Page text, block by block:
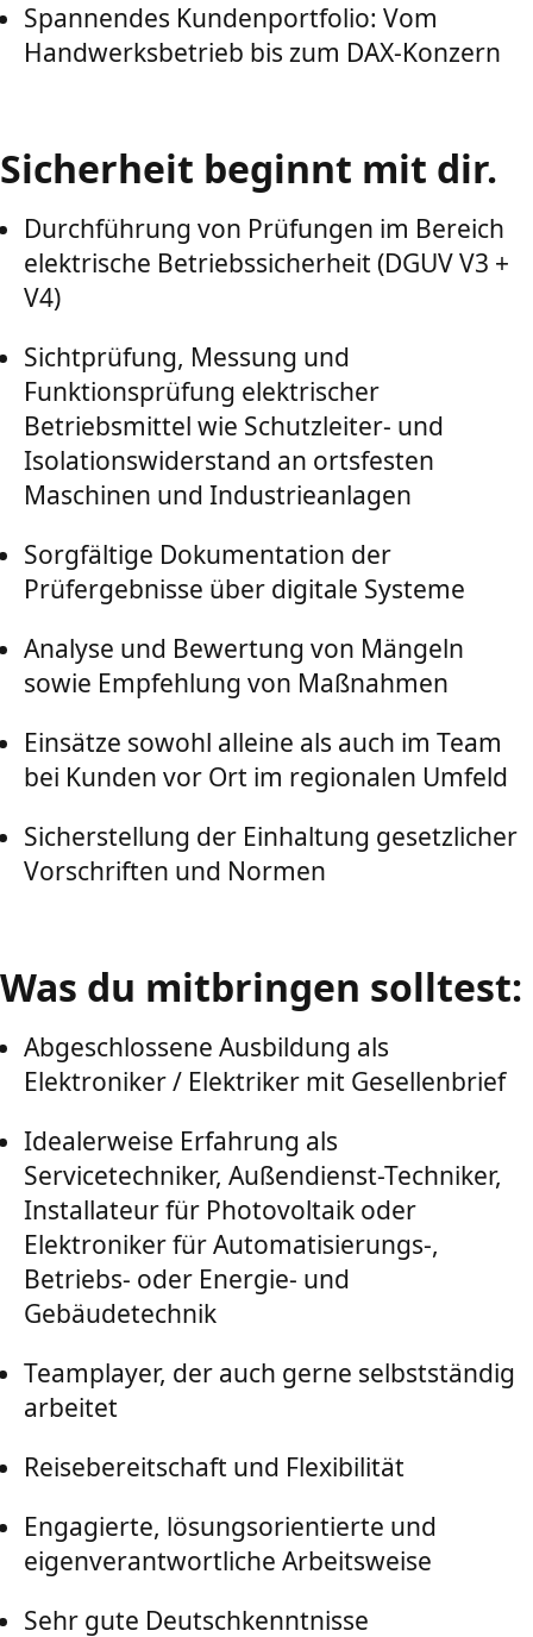
Spannendes Kundenportfolio: Vom
Handwerksbetrieb bis zum DAX-Konzern
Sicherheit beginnt mit dir.
Durchführung von Prüfungen im Bereich
elektrische Betriebssicherheit (DGUV V3 +
V4)
Sichtprüfung, Messung und
Funktionsprüfung elektrischer
Betriebsmittel wie Schutzleiter- und
Isolationswiderstand an ortsfesten
Maschinen und Industrieanlagen
Sorgfältige Dokumentation der
Prüfergebnisse über digitale Systeme
Analyse und Bewertung von Mängeln
sowie Empfehlung von Maßnahmen
Einsätze sowohl alleine als auch im Team
bei Kunden vor Ort im regionalen Umfeld
Sicherstellung der Einhaltung gesetzlicher
Vorschriften und Normen
Was du mitbringen solltest:
Abgeschlossene Ausbildung als
Elektroniker / Elektriker mit Gesellenbrief
Idealerweise Erfahrung als
Servicetechniker, Außendienst-Techniker,
Installateur für Photovoltaik oder
Elektroniker für Automatisierungs-,
Betriebs- oder Energie- und
Gebäudetechnik
Teamplayer, der auch gerne selbstständig
arbeitet
Reisebereitschaft und Flexibilität
Engagierte, lösungsorientierte und
eigenverantwortliche Arbeitsweise
Sehr gute Deutschkenntnisse